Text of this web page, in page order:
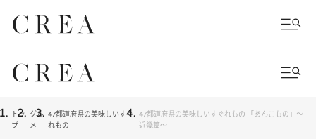
トッ
プ
グル
メ
47都道府県の美味しいすぐ
れもの
47都道府県の美味しいすぐれもの 「あんこもの」～
近畿篇～